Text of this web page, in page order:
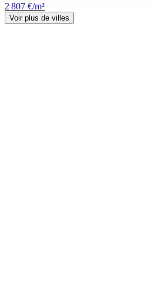
2 807 €/m²
Voir plus de villes